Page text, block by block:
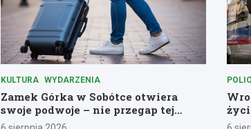
KULTURA WYDARZENIA
Zamek Górka w Sobótce otwiera
swoje podwoje – nie przegap tej
historycznej przygody!